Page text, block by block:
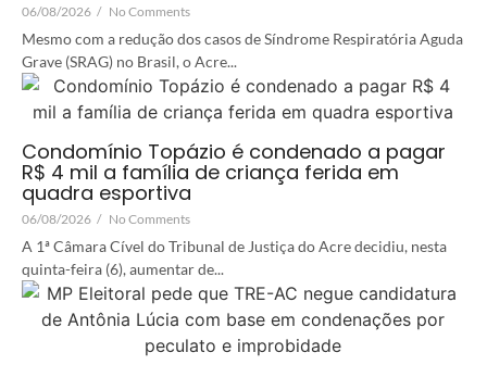
06/08/2026 / No Comments
Mesmo com a redução dos casos de Síndrome Respiratória Aguda
Grave (SRAG) no Brasil, o Acre...
Condomínio Topázio é condenado a pagar
R$ 4 mil a família de criança ferida em
quadra esportiva
06/08/2026 / No Comments
A 1ª Câmara Cível do Tribunal de Justiça do Acre decidiu, nesta
quinta-feira (6), aumentar de...